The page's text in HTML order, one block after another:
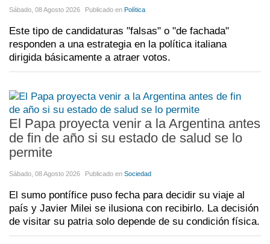
Sábado, 08 Agosto 2026 Publicado en Política
Este tipo de candidaturas "falsas" o "de fachada"
responden a una estrategia en la política italiana
dirigida básicamente a atraer votos.
El Papa proyecta venir a la Argentina antes
de fin de año si su estado de salud se lo
permite
Sábado, 08 Agosto 2026 Publicado en Sociedad
El sumo pontífice puso fecha para decidir su viaje al
país y Javier Milei se ilusiona con recibirlo. La decisión
de visitar su patria solo depende de su condición física.